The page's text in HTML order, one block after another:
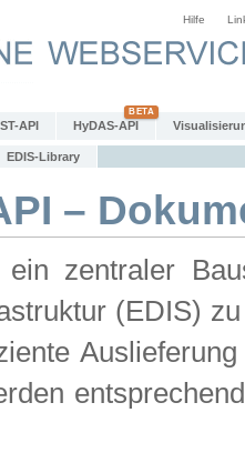
Hilfe
API HyDAS-API
EDIS-Library
–
zentraler
(EDIS)